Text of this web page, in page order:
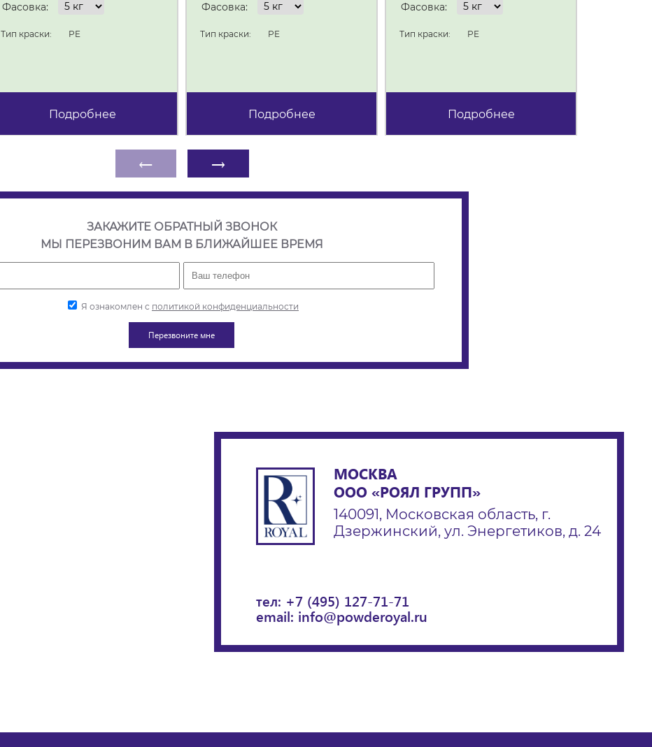
Фасовка:
Тип краски: PE
Подробнее
Фасовка:
Тип краски: PE
Подробнее
Фасовка:
Тип краски: PE
Подробнее
← →
ЗАКАЖИТЕ ОБРАТНЫЙ ЗВОНОК
МЫ ПЕРЕЗВОНИМ ВАМ В БЛИЖАЙШЕЕ ВРЕМЯ
Я ознакомлен с политикой конфиденциальности
МОСКВА
ООО «РОЯЛ ГРУПП»
140091, Московская область, г.
Дзержинский, ул. Энергетиков, д. 24
тел: +7 (495) 127-71-71
email: info@powderoyal.ru